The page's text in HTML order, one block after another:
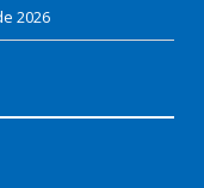
2026